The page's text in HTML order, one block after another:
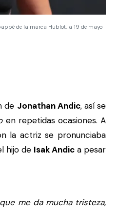
de la marca Hublot, a 19 de mayo
de Jonathan Andic, así se
en repetidas ocasiones. A
la actriz se pronunciaba
hijo de Isak Andica pesar
me da mucha tristeza,